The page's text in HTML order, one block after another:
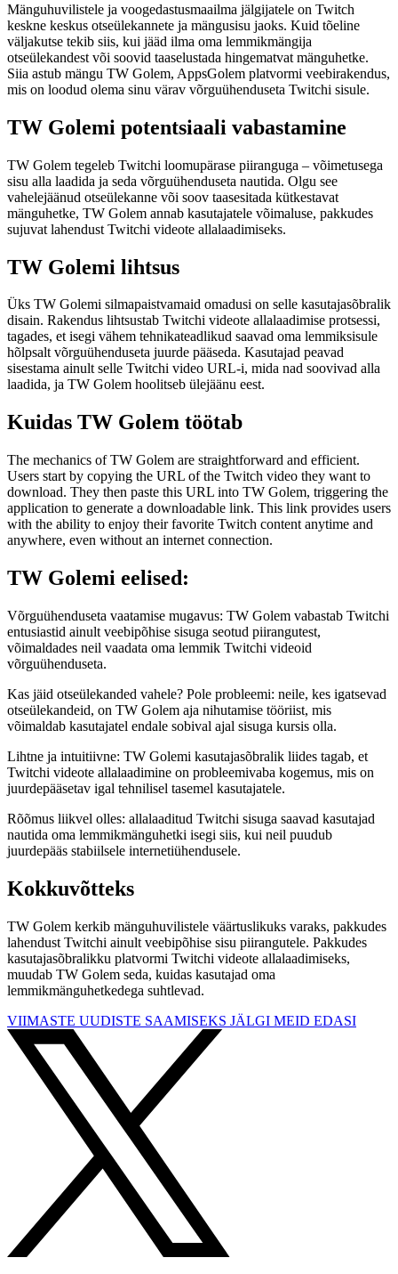
Mänguhuvilistele ja voogedastusmaailma jälgijatele on Twitch
keskne keskus otseülekannete ja mängusisu jaoks. Kuid tõeline
väljakutse tekib siis, kui jääd ilma oma lemmikmängija
otseülekandest või soovid taaselustada hingematvat mänguhetke.
Siia astub mängu TW Golem, AppsGolem platvormi veebirakendus,
mis on loodud olema sinu värav võrguühenduseta Twitchi sisule.
TW Golemi potentsiaali vabastamine
TW Golem tegeleb Twitchi loomupärase piiranguga – võimetusega
sisu alla laadida ja seda võrguühenduseta nautida. Olgu see
vahelejäänud otseülekanne või soov taasesitada kütkestavat
mänguhetke, TW Golem annab kasutajatele võimaluse, pakkudes
sujuvat lahendust Twitchi videote allalaadimiseks.
TW Golemi lihtsus
Üks TW Golemi silmapaistvamaid omadusi on selle kasutajasõbralik
disain. Rakendus lihtsustab Twitchi videote allalaadimise protsessi,
tagades, et isegi vähem tehnikateadlikud saavad oma lemmiksisule
hõlpsalt võrguühenduseta juurde pääseda. Kasutajad peavad
sisestama ainult selle Twitchi video URL-i, mida nad soovivad alla
laadida, ja TW Golem hoolitseb ülejäänu eest.
Kuidas TW Golem töötab
The mechanics of TW Golem are straightforward and efficient.
Users start by copying the URL of the Twitch video they want to
download. They then paste this URL into TW Golem, triggering the
application to generate a downloadable link. This link provides users
with the ability to enjoy their favorite Twitch content anytime and
anywhere, even without an internet connection.
TW Golemi eelised:
Võrguühenduseta vaatamise mugavus: TW Golem vabastab Twitchi
entusiastid ainult veebipõhise sisuga seotud piirangutest,
võimaldades neil vaadata oma lemmik Twitchi videoid
võrguühenduseta.
Kas jäid otseülekanded vahele? Pole probleemi: neile, kes igatsevad
otseülekandeid, on TW Golem aja nihutamise tööriist, mis
võimaldab kasutajatel endale sobival ajal sisuga kursis olla.
Lihtne ja intuitiivne: TW Golemi kasutajasõbralik liides tagab, et
Twitchi videote allalaadimine on probleemivaba kogemus, mis on
juurdepääsetav igal tehnilisel tasemel kasutajatele.
Rõõmus liikvel olles: allalaaditud Twitchi sisuga saavad kasutajad
nautida oma lemmikmänguhetki isegi siis, kui neil puudub
juurdepääs stabiilsele internetiühendusele.
Kokkuvõtteks
TW Golem kerkib mänguhuvilistele väärtuslikuks varaks, pakkudes
lahendust Twitchi ainult veebipõhise sisu piirangutele. Pakkudes
kasutajasõbralikku platvormi Twitchi videote allalaadimiseks,
muudab TW Golem seda, kuidas kasutajad oma
lemmikmänguhetkedega suhtlevad.
VIIMASTE UUDISTE SAAMISEKS JÄLGI MEID EDASI